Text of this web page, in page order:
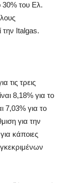
30% του Ελ.
την Italgas.
τις τρεις
8,18% για το
7,03% για το
για την
κάποιες